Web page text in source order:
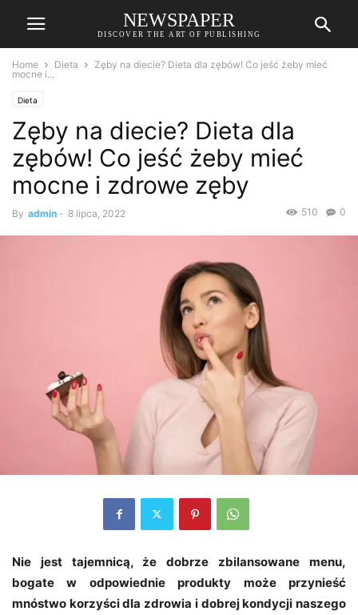
NEWSPAPER
DISCOVER THE ART OF PUBLISHING
Home Dieta
Zęby na diecie? Dieta dla zębów! Co jeść żeby mieć
mocne i...
Dieta
Zęby na diecie? Dieta dla
zębów! Co jeść żeby mieć
mocne i zdrowe zęby
By admin - 8 lipca, 2022 0
510
Nie jest tajemnicą, że dobrze zbilansowane menu,
bogate w odpowiednie produkty może przynieść
mnóstwo korzyści dla zdrowia i dobrej kondycji naszego